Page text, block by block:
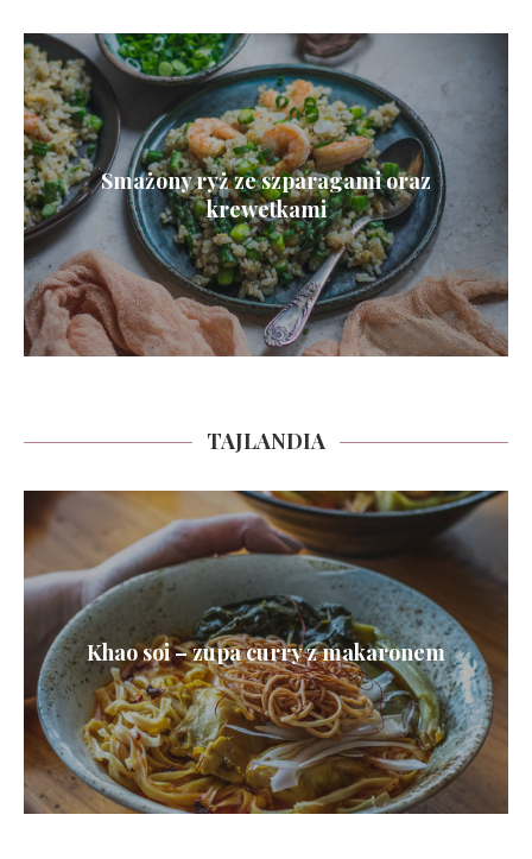
Smażony ryż ze szparagami oraz
krewetkami
TAJLANDIA
Khao soi – zupa curry z makaronem